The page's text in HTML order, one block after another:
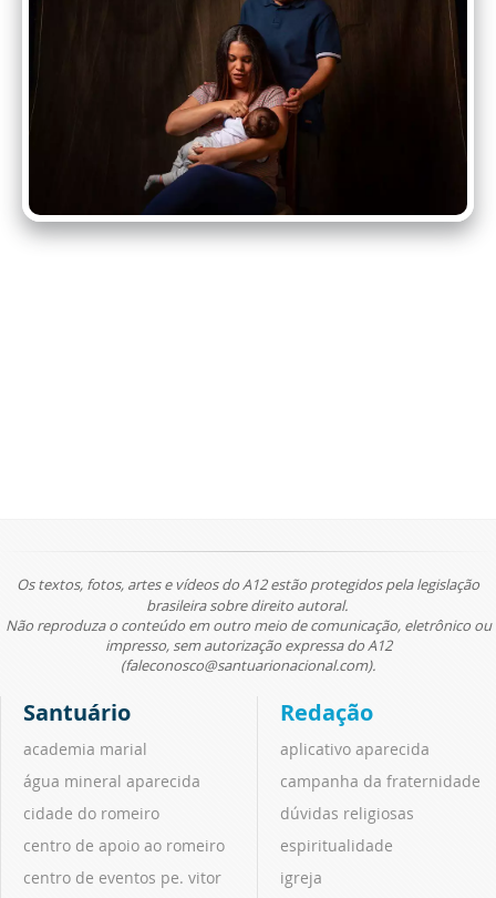
Os textos, fotos, artes e vídeos do A12 estão protegidos pela legislação
brasileira sobre direito autoral.
Não reproduza o conteúdo em outro meio de comunicação, eletrônico ou
impresso, sem autorização expressa do A12
(faleconosco@santuarionacional.com).
Santuário
academia marial
água mineral aparecida
cidade do romeiro
centro de apoio ao romeiro
centro de eventos pe. vitor
Redação
aplicativo aparecida
campanha da fraternidade
dúvidas religiosas
espiritualidade
igreja